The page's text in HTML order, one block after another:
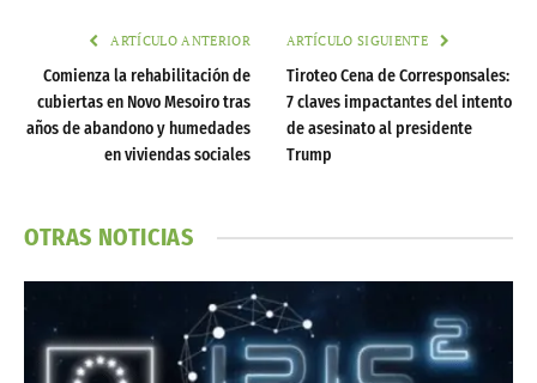
ARTÍCULO ANTERIOR
Comienza la rehabilitación de
cubiertas en Novo Mesoiro tras
años de abandono y humedades
en viviendas sociales
ARTÍCULO SIGUIENTE
Tiroteo Cena de Corresponsales:
7 claves impactantes del intento
de asesinato al presidente
Trump
OTRAS NOTICIAS